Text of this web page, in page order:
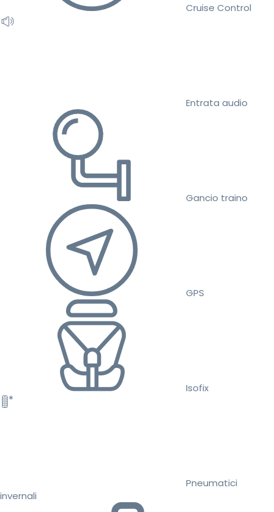
Cruise Control
Entrata audio
Gancio traino
GPS
Isofix
Pneumatici
invernali